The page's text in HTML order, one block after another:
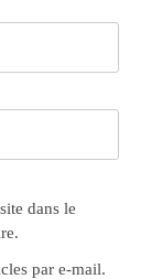
dans le
par e-mail.